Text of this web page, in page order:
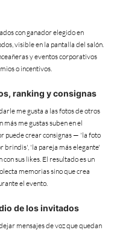
con ganador elegido en
visible en la pantalla del salón.
y eventos corporativos
o incentivos.
ranking y consignas
me gusta a las fotos de otros
más me gustas suben en el
puede crear consignas — 'la foto
brindis', 'la pareja más elegante'
sus likes. El resultado es un
memorias sino que crea
el evento.
de los invitados
mensajes de voz que quedan